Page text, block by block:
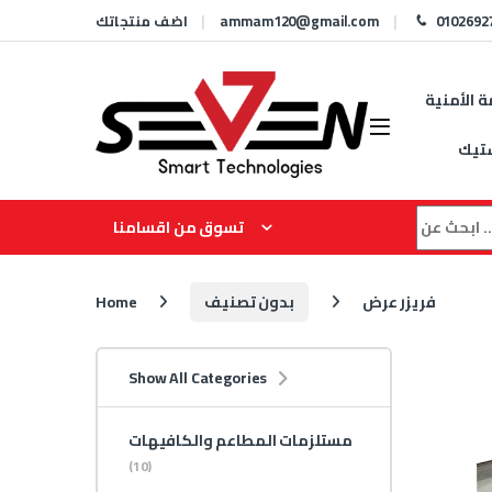
Skip to navigation
Skip to contentاضف منتجاتك ammam120@gmail.com
الأمنية
تسوق من اقسامنا Search for:
Home بدون تصنيف فريزر عرض
Show All Categories
مستلزمات المطاعم والكافيهات
(10)